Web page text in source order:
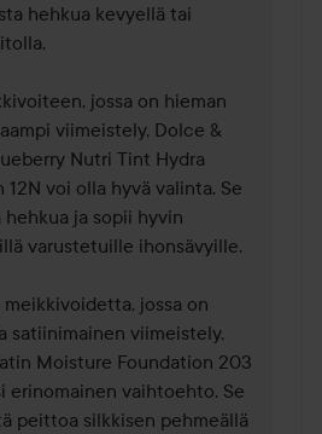
hehkua kevyellä tai
jossa on hieman
viimeistely, Dolce &
Nutri Tint Hydra
12N voi olla hyvä valinta. Se
ja sopii hyvin
varustetuille ihonsävyille.
jossa on
satiinimainen viimeistely,
Moisture Foundation 203
erinomainen vaihtoehto. Se
peittoa silkkisen pehmeällä